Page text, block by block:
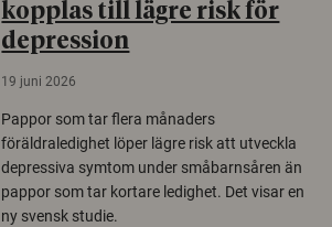
kopplas till lägre risk för
depression
19 juni 2026
Pappor som tar flera månaders
föräldraledighet löper lägre risk att utveckla
depressiva symtom under småbarnsåren än
pappor som tar kortare ledighet. Det visar en
ny svensk studie.